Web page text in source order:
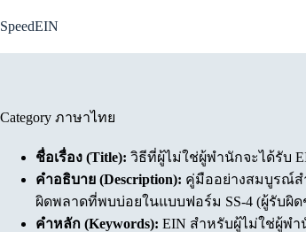
to
content
SpeedEIN
Category ภาษาไทย
ชื่อเรื่อง (Title): วิธีที่ผู้ไม่ใช่ผู้พำนักจะได้รับ
คำอธิบาย (Description): คู่มืออย่างสมบูรณ์ส
ผิดพลาดที่พบบ่อยในแบบฟอร์ม SS-4 (ผู้รับผิ
คำหลัก (Keywords): EIN สำหรับผู้ไม่ใช่ผู้พำ